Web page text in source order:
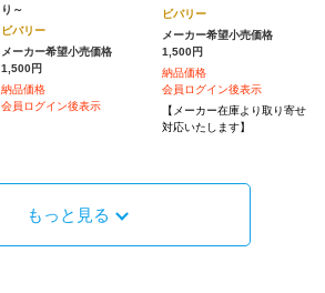
り～
ビバリー
メーカー希望小売価格
1,500円
納品価格
会員ログイン後表示
ビバリー
メーカー希望小売価格
1,500円
納品価格
会員ログイン後表示
【メーカー在庫より取り寄せ
対応いたします】
もっと見る